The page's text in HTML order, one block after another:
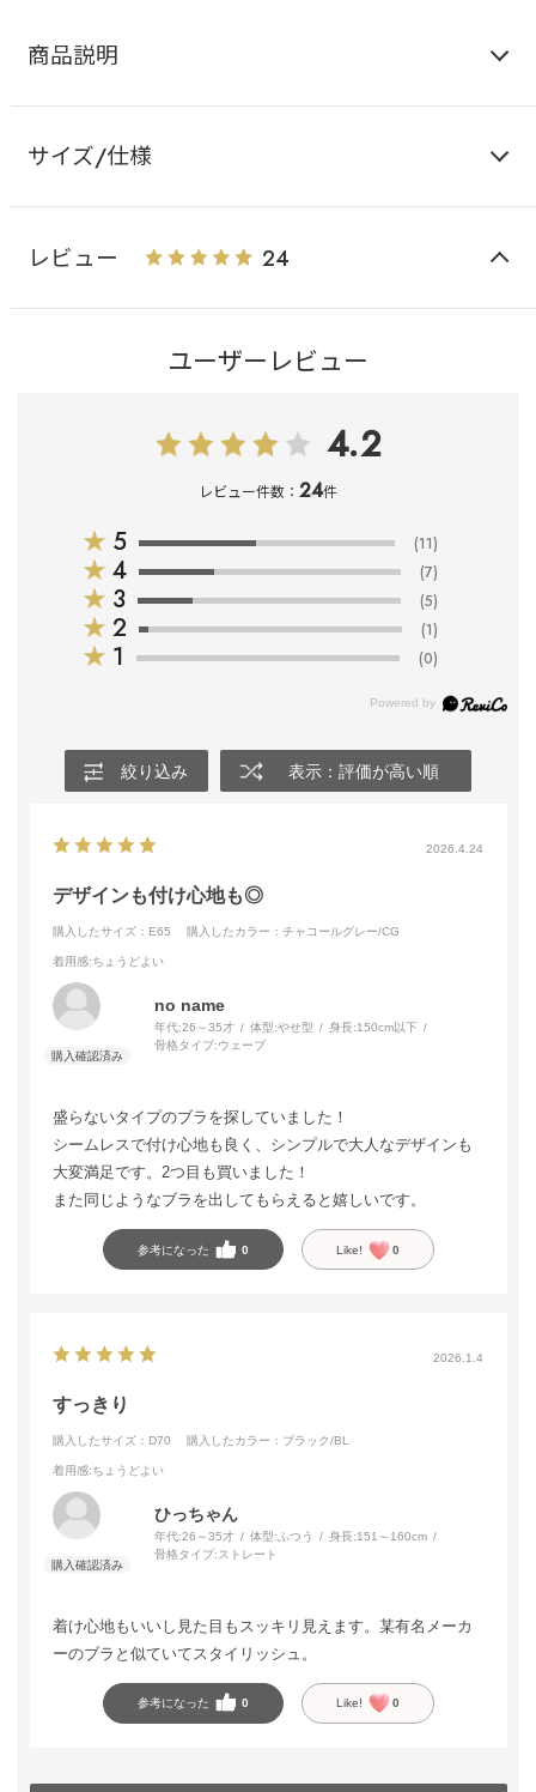
商品説明
サイズ/仕様
レビュー 24
ユーザーレビュー
4.2
レビュー件数： 24件
★ 5 (11)
★ 4 (7)
★ 3 (5)
★ 2 (1)
★ 1 (0)
絞り込み 表示：評価が高い順
2026.4.24
デザインも付け心地も◎
購入したサイズ：E65 購入したカラー：チャコールグレー/CG
着用感:ちょうどよい
no name
年代:26～35才 体型:やせ型 身長:150cm以下
骨格タイプ:ウェーブ
盛らないタイプのブラを探していました！
シームレスで付け心地も良く、シンプルで大人なデザインも
大変満足です。2つ目も買いました！
また同じようなブラを出してもらえると嬉しいです。
参考になった 0 Like! 0
2026.1.4
すっきり
購入したサイズ：D70 購入したカラー：ブラック/BL
着用感:ちょうどよい
ひっちゃん
年代:26～35才 体型: ふつう 身長:151～160cm
骨格タイプ: ストレート
着け心地もいいし見た目もスッキリ見えます。某有名メーカ
ーのブラと似ていてスタイリッシュ。
参考になった 0 Like! 0